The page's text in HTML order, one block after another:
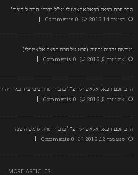
חכם רפאל רפאל אלאשוילי זצ"ל בדברי תורה ל'כיפור'
דצמבר 14, 2016
0 Comments
יהדות גרוזיה (סרט על חכם רפאל אלאשוילי)
אוקטובר 5, 2016
0 Comments
חכם רפאל אלאשוילי זצ"ל בדברי תורה בימי עיון באור יהודה
אוקטובר 5, 2016
0 Comments
חכם רפאל אלאשוילי זצ"ל בדברי תורה לראש השנה
ספטמבר 12, 2016
0 Comments
MORE ARTICLES